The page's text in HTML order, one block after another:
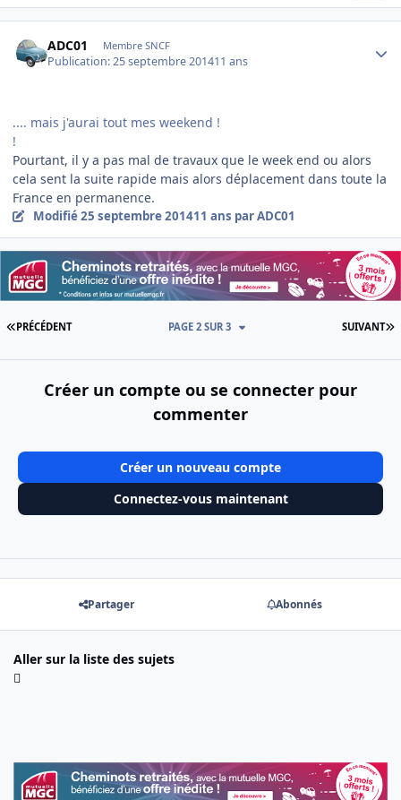
ADC01 Membre SNCF
Publication:25 septembre 201411 ans
.... mais j'aurai tout mes weekend !
!
Pourtant, il y a pas mal de travaux que le week end ou alors
cela sent la suite rapide mais alors déplacement dans toute la
France en permanence.
Modifié25 septembre 201411 ans par ADC01
PREMIÈRE PAGE
PRÉCÉDENT SUIVANT
PAGE 2 SUR 3
Créer un compte ou se connecter pour
commenter
Créer un nouveau compte
Connectez-vous maintenant
Partager Abonnés
Aller sur la liste des sujets